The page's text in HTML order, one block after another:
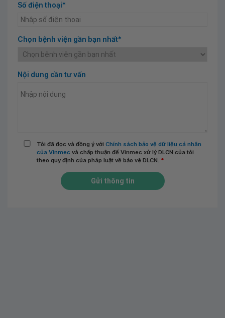
Số điện thoại*
Chọn bệnh viện gần bạn nhất*
Nội dung cần tư vấn
Tôi đã đọc và đồng ý với Chính sách bảo vệ dữ liệu cá nhân
của Vinmec và chấp thuận để Vinmec xử lý DLCN của tôi
theo quy định của pháp luật về bảo vệ DLCN. *
Gửi thông tin